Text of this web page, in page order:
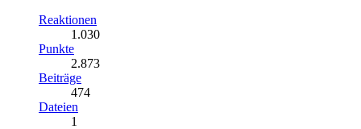
Reaktionen
1.030
Punkte
2.873
Beiträge
474
Dateien
1